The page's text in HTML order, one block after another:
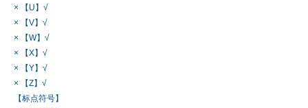
× 【U】√
× 【V】√
× 【W】√
× 【X】√
× 【Y】√
× 【Z】√
【标点符号】